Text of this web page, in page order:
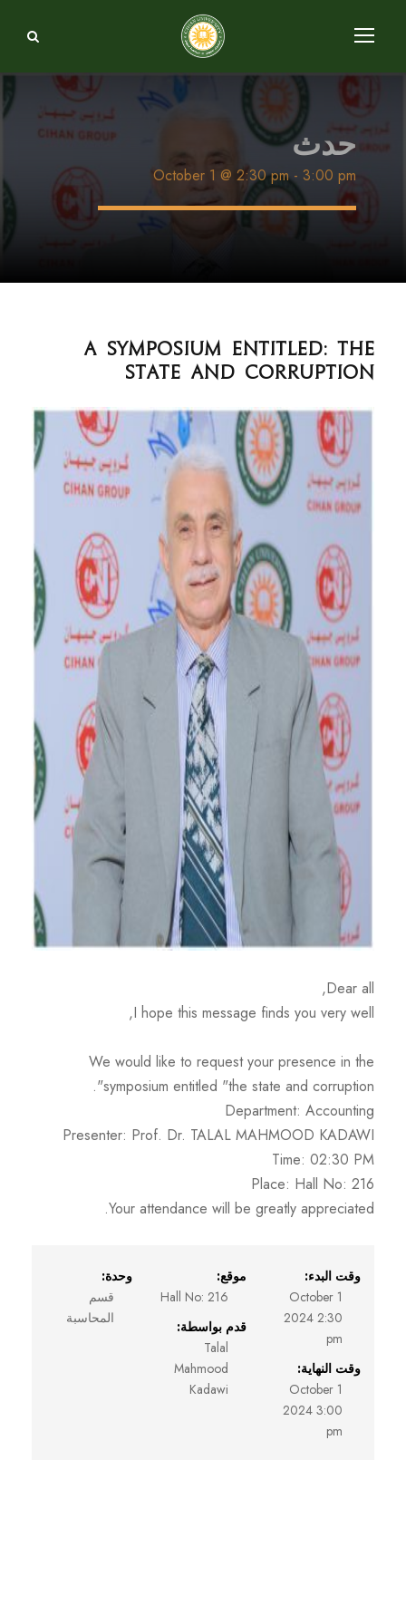
حدث
October 1 @ 2:30 pm- 3:00 pm
A symposium entitled: the
state and corruption
Dear all,
I hope this message finds you very well,
We would like to request your presence in the
symposium entitled "the state and corruption".
Department: Accounting
Presenter: Prof. Dr. TALAL MAHMOOD KADAWI
Time: 02:30 PM
Place: Hall No: 216
Your attendance will be greatly appreciated.
وقت البدء:
1 October
2024 2:30
pm
وقت النهاية:
1 October
2024 3:00
pm
موقع:
Hall No: 216
قدم بواسطة:
Talal
Mahmood
Kadawi
وحدة:
قسم
المحاسبة